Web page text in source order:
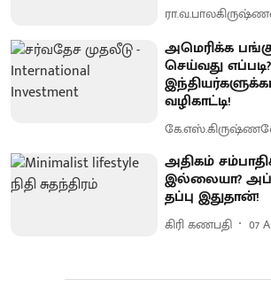
அமெரிக்க
செய்வது எப்படி?
வழிகாட்டி!
அதிகம்
இல்லையா?
தப்பு இதுதான்!
கிரி கணபதி 07